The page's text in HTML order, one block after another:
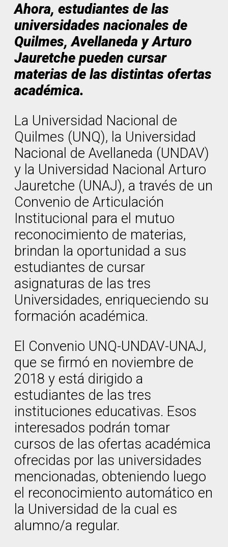
Ahora, estudiantes de las
universidades nacionales de
Quilmes, Avellaneda y Arturo
Jauretche pueden cursar
materias de las distintas ofertas
académica.
La Universidad Nacional de
Quilmes (UNQ), la Universidad
Nacional de Avellaneda (UNDAV)
y la Universidad Nacional Arturo
Jauretche (UNAJ), a través de un
Convenio de Articulación
Institucional para el mutuo
reconocimiento de materias,
brindan la oportunidad a sus
estudiantes de cursar
asignaturas de las tres
Universidades, enriqueciendo su
formación académica.
El Convenio UNQ-UNDAV-UNAJ,
que se firmó en noviembre de
2018 y está dirigido a
estudiantes de las tres
instituciones educativas. Esos
interesados podrán tomar
cursos de las ofertas académica
ofrecidas por las universidades
mencionadas, obteniendo luego
el reconocimiento automático en
la Universidad de la cual es
alumno/a regular.